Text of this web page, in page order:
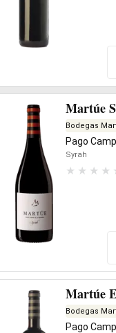
Martúe
Bodegas
Pago
Syrah
Martúe
Bodegas
Pago